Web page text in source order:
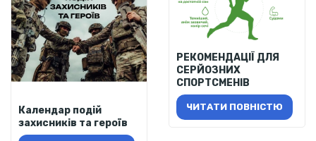
Календар подій
захисників та героїв
РЕКОМЕНДАЦІЇ ДЛЯ
СЕРЙОЗНИХ
СПОРТСМЕНІВ
ЧИТАТИ ПОВНІСТЮ